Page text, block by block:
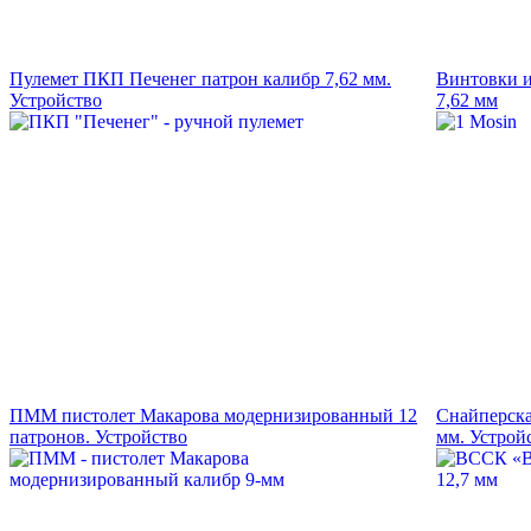
Пулемет ПКП Печенег патрон калибр 7,62 мм.
Устройство
Винтовки
7,62 мм
ПММ пистолет Макарова модернизированный 12
патронов. Устройство
мм.